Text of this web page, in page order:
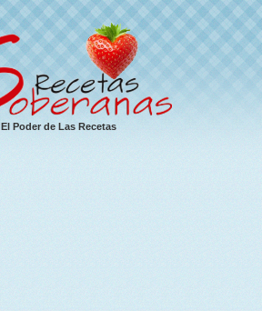
El Poder de Las Recetas